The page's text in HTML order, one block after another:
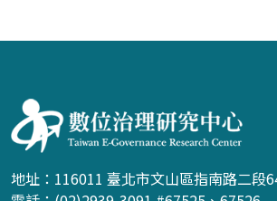
地址：116011 臺北市文山區指南路二段